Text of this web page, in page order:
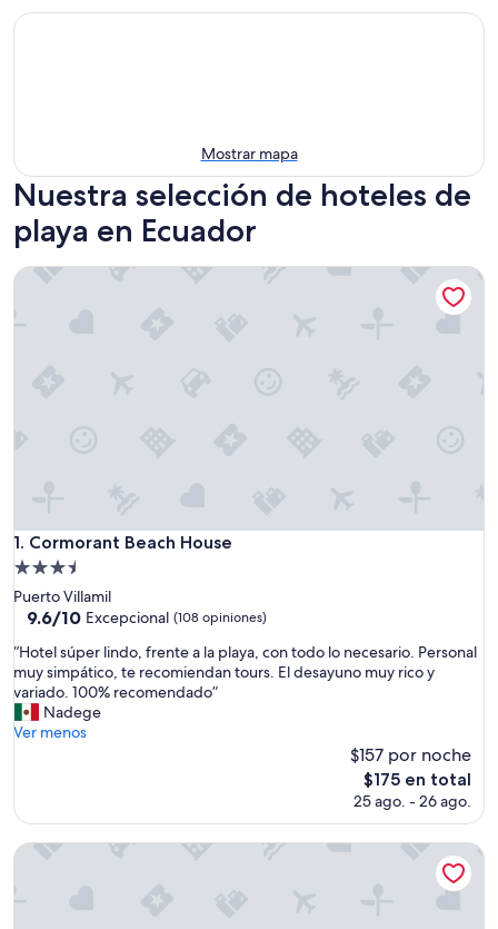
Mostrar mapa
Nuestra selección de hoteles de
playa en Ecuador
1. Cormorant Beach House
Cormorant Beach House
Propiedad
de
3.5
Puerto Villamil
9.6
10,
Excepcional,
(108
opiniones)
9.6/10 Excepcional (108 opiniones)
“
H
o
t
e
p
r
“Hotel súper lindo, frente a la playa, con todo lo necesario. Personal
muy simpático, te recomiendan tours. El desayuno muy rico y
variado. 100% recomendado”
Nadege
Ver menos
$157 por noche
El
precio
es
$175 en total
25 ago. - 26 ago.
Cormorant Beach House
Casa Playa Mann